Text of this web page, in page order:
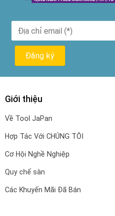
Giới thiệu
Về Tool JaPan
Hợp Tác Với CHÚNG TÔI
Cơ Hội Nghề Nghiệp
Quy chế sàn
Các Khuyến Mãi Đã Bán